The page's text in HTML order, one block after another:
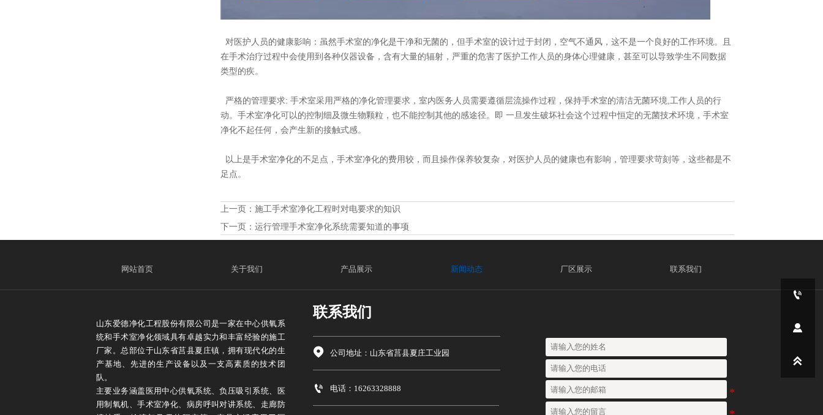
对医护人员的健康影响：虽然手术室的净化是干净和无菌的，但手术室的设计过于封闭，空气不通风，这不是一个良好的工作环境。且
在手术治疗过程中会使用到各种仪器设备，含有大量的辐射，严重的危害了医护工作人员的身体心理健康，甚至可以导致学生不同数据
类型的疾。
严格的管理要求: 手术室采用严格的净化管理要求，室内医务人员需要遵循层流操作过程，保持手术室的清洁无菌环境,工作人员的行
动。手术室净化可以的控制细及微生物颗粒，也不能控制其他的感途径。即 一旦发生破坏社会这个过程中恒定的无菌技术环境，手术室
净化不起任何，会产生新的接触式感。
以上是手术室净化的不足点，手术室净化的费用较，而且操作保养较复杂，对医护人员的健康也有影响，管理要求苛刻等，这些都是不
足点。
上一页：施工手术室净化工程时对电要求的知识
下一页：运行管理手术室净化系统需要知道的事项
网站首页 关于我们 产品展示 新闻动态 厂区展示 联系我们
山东爱德净化工程股份有限公司是一家在中心供氧系
统和手术室净化领域具有卓越实力和丰富经验的施工
厂家。总部位于山东省莒县夏庄镇，拥有现代化的生
产基地、先进的生产设备以及一支高素质的技术团
队。
主要业务涵盖医用中心供氧系统、负压吸引系统、医
用制氧机、手术室净化、病房呼叫对讲系统、走廊防
联系我们
 公司地址：山东省莒县夏庄工业园
 电话：16263328888


